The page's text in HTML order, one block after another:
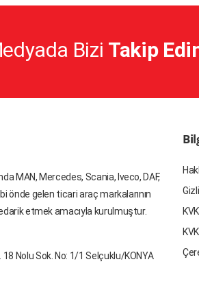
- WABCO
Bizi Takip
MAN, Mercedes, Scania, Iveco, DAF,
önde gelen ticari araç markalarının
etmek amacıyla kurulmuştur.
18 Nolu Sok. No: 1/1 Selçuklu/KONYA